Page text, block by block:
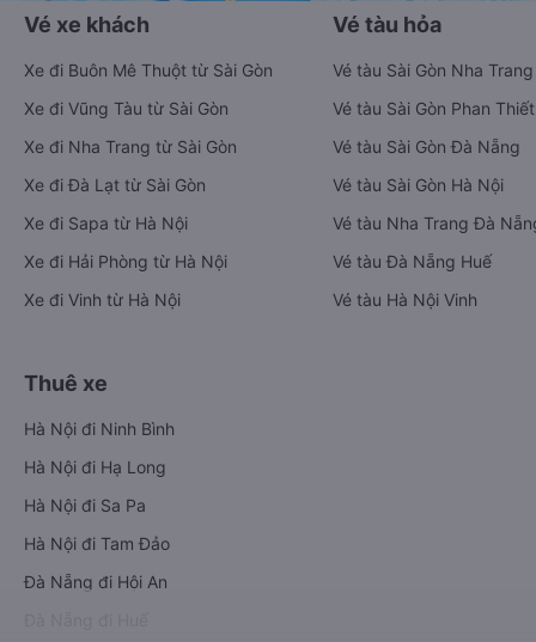
Vé xe khách
Xe đi Buôn Mê Thuột từ Sài Gòn
Xe đi Vũng Tàu từ Sài Gòn
Xe đi Nha Trang từ Sài Gòn
Xe đi Đà Lạt từ Sài Gòn
Xe đi Sapa từ Hà Nội
Xe đi Hải Phòng từ Hà Nội
Xe đi Vinh từ Hà Nội
Vé tàu hỏa
Vé tàu Sài Gòn Nha Trang
Vé tàu Sài Gòn Phan Thiết
Vé tàu Sài Gòn Đà Nẵng
Vé tàu Sài Gòn Hà Nội
Vé tàu Nha Trang Đà
Vé tàu Đà Nẵng Huế
Vé tàu Hà Nội Vinh
Thuê xe
Hà Nội đi Ninh Bình
Hà Nội đi Hạ Long
Hà Nội đi Sa Pa
Hà Nội đi Tam Đảo
Đà Nẵng đi Hội An